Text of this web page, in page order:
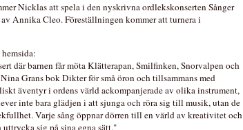
Nicklas att spela i den nyskrivna ordlekskonserten Sånger
Annika Cleo. Föreställningen kommer att turnera i
där barnen får möta Klätterapan, Smilfinken, Snorvalpen och
Grans bok Dikter för små öron och tillsammans med
äventyr i ordens värld ackompanjerade av olika instrument,
inte bara glädjen i att sjunga och röra sig till musik, utan de
Varje sång öppnar dörren till en värld av kreativitet och